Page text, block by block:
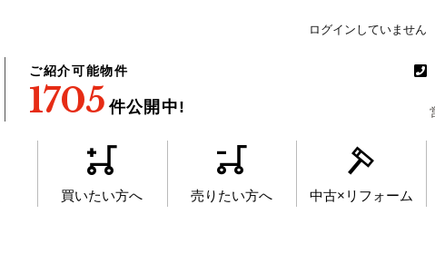
ご紹介可能物件
1705 件公開中!
ログインしていません
買いたい方へ 売りたい方へ 中古×リフォーム